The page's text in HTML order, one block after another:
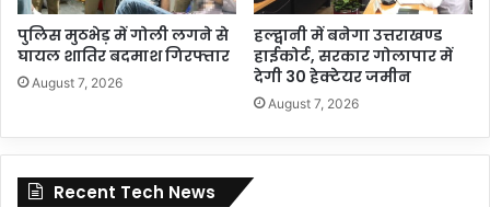
पुलिस मुठभेड़ में गोली लगने से
घायल शातिर बदमाश गिरफ्तार
August 7, 2026
हल्द्वानी में बनेगा उत्तराखण्ड
हाईकोर्ट, सरकार गोलापार में
देगी 30 हेक्टेयर जमीन
August 7, 2026
Recent Tech News